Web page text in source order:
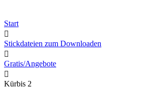
Start
Stickdateien zum Downloaden
Gratis/Angebote
Kürbis 2